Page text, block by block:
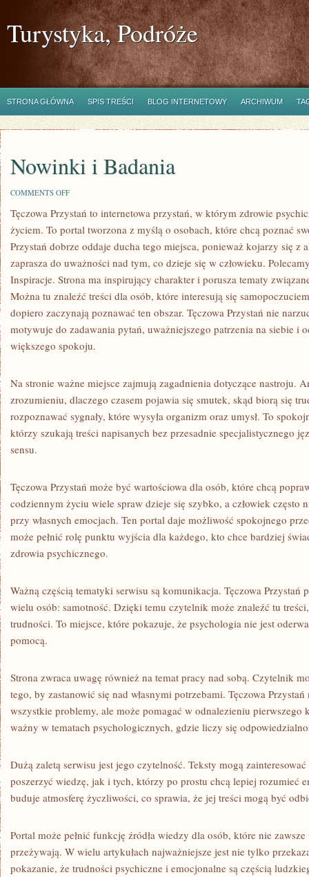
Turystyka, Podróże
STRONA GŁÓWNA SPIS TREŚCI BLOG INTERNETOWY ARCHIWUM
Nowinki i Badania
COMMENTS OFFON
I
Tęczowa Przystań to internetowa przystań, w którym zdrowie
życiem. To portal tworzona z myślą o osobach, które chcą poznać
Przystań dobrze oddaje ducha tego miejsca, ponieważ kojarzy się z
zaprasza do uważności nad tym, co dzieje się w człowieku.
Inspiracje. Strona ma inspirujący charakter i porusza tematy
Można tu znaleźć treści dla osób, które interesują się
dopiero zaczynają poznawać ten obszar. Tęczowa Przystań nie
motywuje do zadawania pytań, uważniejszego patrzenia na siebie i
większego spokoju.
Na stronie ważne miejsce zajmują zagadnienia dotyczące nastroju.
zrozumieniu, dlaczego czasem pojawia się smutek, skąd biorą się
rozpoznawać sygnały, które wysyła organizm oraz umysł. To
którzy szukają treści napisanych bez przesadnie specjalistycznego
sensu.
Tęczowa Przystań może być wartościowa dla osób, które chcą
codziennym życiu wiele spraw dzieje się szybko, a człowiek często
przy własnych emocjach. Ten portal daje możliwość spokojnego
może pełnić rolę punktu wyjścia dla każdego, kto chce bardziej
zdrowia psychicznego.
Ważną częścią tematyki serwisu są komunikacja. Tęczowa Przystań
wielu osób: samotność. Dzięki temu czytelnik może znaleźć tu
trudności. To miejsce, które pokazuje, że psychologia nie jest
pomocą.
Strona zwraca uwagę również na temat pracy nad sobą. Czytelnik
tego, by zastanowić się nad własnymi potrzebami. Tęczowa
wszystkie problemy, ale może pomagać w odnalezieniu pierwszego
ważny w tematach psychologicznych, gdzie liczy się
Dużą zaletą serwisu jest jego czytelność. Teksty mogą
poszerzyć wiedzę, jak i tych, którzy po prostu chcą lepiej rozumieć
buduje atmosferę życzliwości, co sprawia, że jej treści mogą być
Portal może pełnić funkcję źródła wiedzy dla osób, które nie
przeżywają. W wielu artykułach najważniejsze jest nie tylko
pokazanie, że trudności psychiczne i emocjonalne są częścią